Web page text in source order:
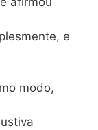
e
modo,